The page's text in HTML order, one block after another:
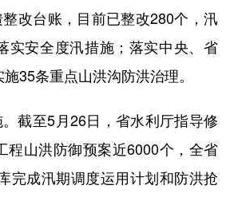
整改台账，目前已整改280个，汛
实安全度汛措施；落实中央、省
35条重点山洪沟防洪治理。
截至5月26日，省水利厅指导修
程山洪防御预案近6000个，全省
完成汛期调度运用计划和防洪抢